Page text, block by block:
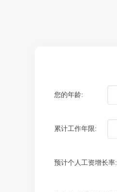
您的年龄:
累计工作年限:
预计个人工资增长率: